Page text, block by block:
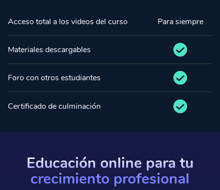
Acceso total a los videos del curso
Materiales descargables
Foro con otros estudiantes
Certificado de culminación
Para siempre
Educación online para tu
crecimiento profesional